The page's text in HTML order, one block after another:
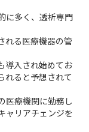
に多く、透析専門
れる医療機器の管
導入され始めてお
れると予想されて
医療機関に勤務し
ャリアチェンジを